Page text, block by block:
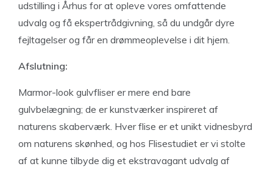
udstilling i Århus for at opleve vores omfattende
udvalg og få ekspertrådgivning, så du undgår dyre
fejltagelser og får en drømmeoplevelse i dit hjem.
Afslutning:
Marmor-look gulvfliser er mere end bare
gulvbelægning; de er kunstværker inspireret af
naturens skaberværk. Hver flise er et unikt vidnesbyrd
om naturens skønhed, og hos Flisestudiet er vi stolte
af at kunne tilbyde dig et ekstravagant udvalg af